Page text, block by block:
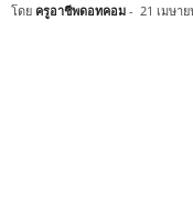
โดย ครูอาชีพดอทคอม - 21 เมษา